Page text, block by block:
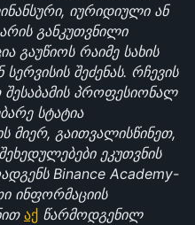
იურიდიული ან
განკუთვნილი
გაუწიოს რაიმე სახის
შეძენას. რჩევის
პროფესიონალ
სტატია
მიერ, გაითვალისწინეთ,
ეკუთვნის
Binance Academy-
ინფორმაციის
აქ წარმოდგენილ